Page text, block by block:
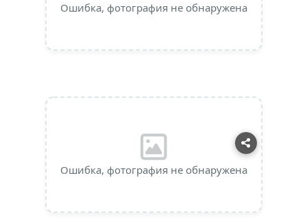
Ошибка, фотография не обнаружена
Ошибка, фотография не обнаружена